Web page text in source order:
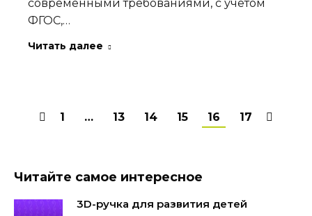
современными требованиями, с учетом
ФГОС,…
Читать далее
1 … 13 14 15 16 17
Читайте самое интересное
3D-ручка для развития детей